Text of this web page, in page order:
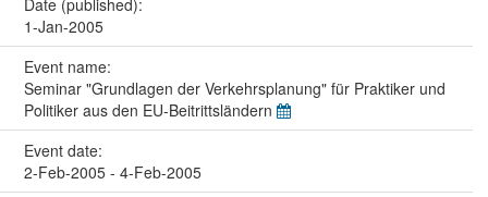
1-Jan-2005
Event name:
Seminar "Grundlagen der Verkehrsplanung" für Praktiker und
Politiker aus den EU-Beitrittsländern
Event date:
2-Feb-2005 - 4-Feb-2005